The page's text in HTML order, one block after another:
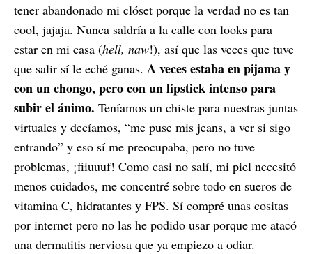
tener abandonado mi clóset porque la verdad no es tan
cool, jajaja. Nunca saldría a la calle con looks para
estar en mi casa (hell, naw!), así que las veces que tuve
que salir sí le eché ganas. A veces estaba en pijama y
con un chongo, pero con un lipstick intenso para
subir el ánimo. Teníamos un chiste para nuestras juntas
virtuales y decíamos, “me puse mis jeans, a ver si sigo
entrando” y eso sí me preocupaba, pero no tuve
problemas, ¡fiiuuuf! Como casi no salí, mi piel necesitó
menos cuidados, me concentré sobre todo en sueros de
vitamina C, hidratantes y FPS. Sí compré unas cositas
por internet pero no las he podido usar porque me atacó
una dermatitis nerviosa que ya empiezo a odiar.